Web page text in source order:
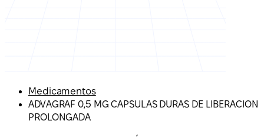
Medicamentos
ADVAGRAF 0,5 MG CAPSULAS DURAS DE LIBERACION
PROLONGADA